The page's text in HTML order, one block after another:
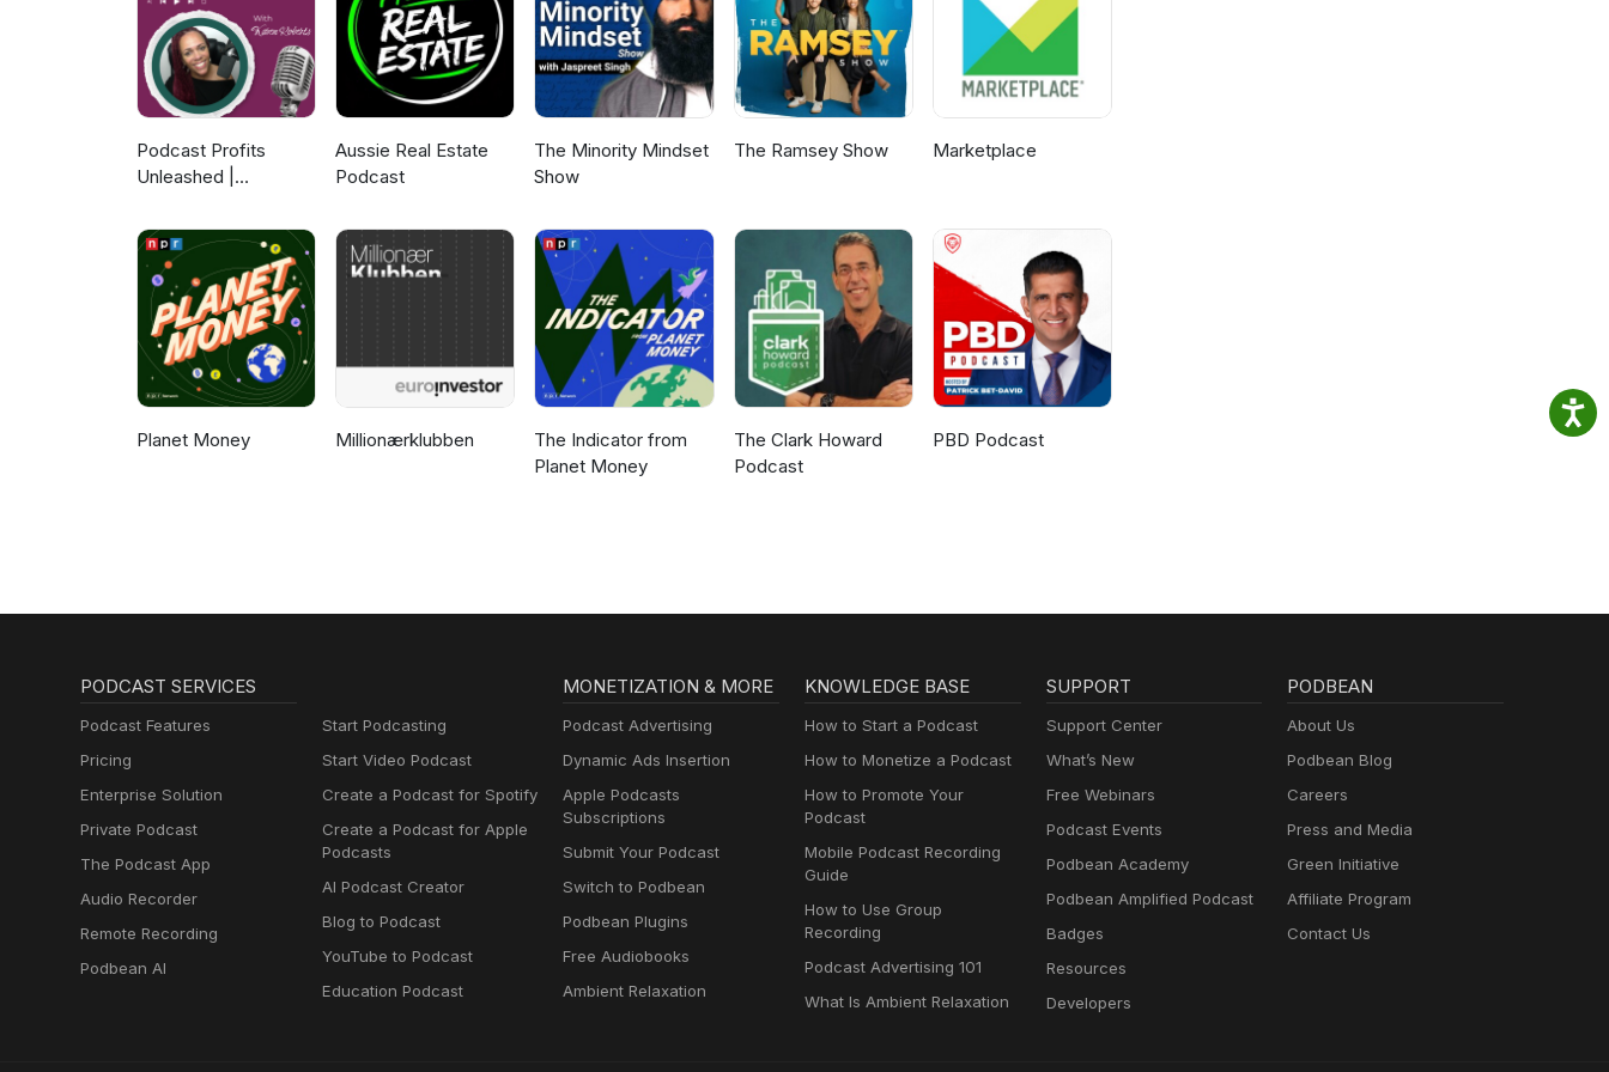
Podcast Profits
Unleashed |
Client Acquisition
Aussie Real Estate
Podcast
The Minority Mindset
Show
The Ramsey Show Marketplace
Planet Money Millionærklubben
The Indicator from
Planet Money
The Clark Howard
Podcast
PBD Podcast
PODCAST SERVICES
Podcast Features
Pricing
Enterprise Solution
Private Podcast
The Podcast App
Audio Recorder
Remote Recording
Podbean AI
Start Podcasting
Start Video Podcast
Create a Podcast for Spotify
Create a Podcast for Apple
Podcasts
AI Podcast Creator
Blog to Podcast
YouTube to Podcast
Education Podcast
MONETIZATION & MORE
Podcast Advertising
Dynamic Ads Insertion
Apple Podcasts
Subscriptions
Submit Your Podcast
Switch to Podbean
Podbean Plugins
Free Audiobooks
Ambient Relaxation
KNOWLEDGE BASE
How to Start a Podcast
How to Monetize a Podcast
How to Promote Your
Podcast
Mobile Podcast Recording
Guide
How to Use Group
Recording
Podcast Advertising 101
What Is Ambient Relaxation
SUPPORT
Support Center
What’s New
Free Webinars
Podcast Events
Podbean Academy
Podbean Amplified Podcast
Badges
Resources
Developers
PODBEAN
About Us
Podbean Blog
Careers
Press and Media
Green Initiative
Affiliate Program
Contact Us